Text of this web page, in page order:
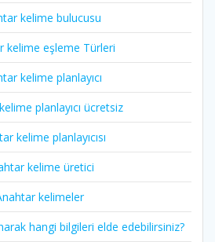
kelime bulucusu
kelime eşleme Türleri
kelime planlayıcı
planlayıcı ücretsiz
kelime planlayıcısı
kelime üretici
kelimeler
hangi bilgileri elde edebilirsiniz?